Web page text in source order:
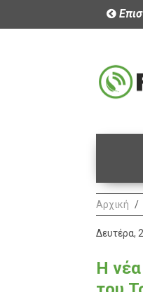
Αρχική
Δευτέρα,
H